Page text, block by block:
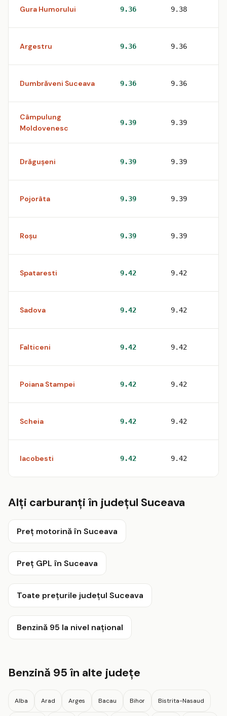
Gura Humorului 9.36 9.38
Argestru 9.36 9.36
Dumbrăveni Suceava 9.36 9.36
Câmpulung
Moldovenesc
9.39 9.39
Drăguşeni 9.39 9.39
Pojorâta 9.39 9.39
Roşu 9.39 9.39
Spataresti 9.42 9.42
Sadova 9.42 9.42
Falticeni 9.42 9.42
Poiana Stampei 9.42 9.42
Scheia 9.42 9.42
Iacobesti 9.42 9.42
Alți carburanți în județul Suceava
Preț motorină în Suceava
Preț GPL în Suceava
Toate prețurile județul Suceava
Benzină 95 la nivel național
Benzină 95 în alte județe
Alba Arad Arges Bacau Bihor Bistrita-Nasaud